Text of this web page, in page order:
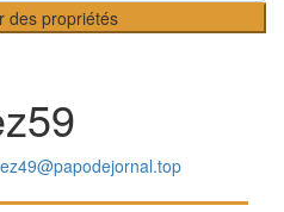
des propriétés